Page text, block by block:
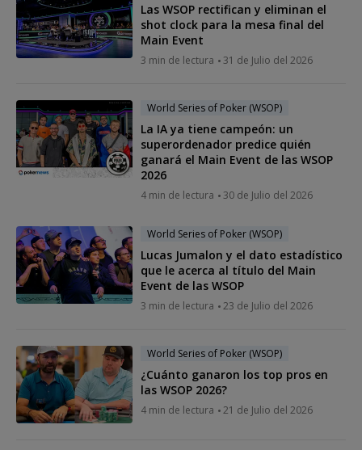
Las WSOP rectifican y eliminan el
shot clock para la mesa final del
Main Event
3 min de lectura 31 de Julio del 2026
World Series of Poker (WSOP)
La IA ya tiene campeón: un
superordenador predice quién
ganará el Main Event de las WSOP
2026
4 min de lectura 30 de Julio del 2026
World Series of Poker (WSOP)
Lucas Jumalon y el dato estadístico
que le acerca al título del Main
Event de las WSOP
3 min de lectura 23 de Julio del 2026
World Series of Poker (WSOP)
¿Cuánto ganaron los top pros en
las WSOP 2026?
4 min de lectura 21 de Julio del 2026